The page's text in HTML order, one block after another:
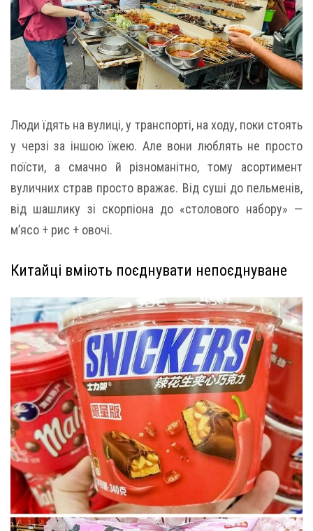
Люди їдять на вулиці, у транспорті, на ходу, поки стоять
у черзі за іншою їжею. Але вони люблять не просто
поїсти, а смачно й різноманітно, тому асортимент
вуличних страв просто вражає. Від суші до пельменів,
від шашлику зі скорпіона до «столового набору» —
м’ясо + рис + овочі.
Китайці вміють поєднувати непоєднуване